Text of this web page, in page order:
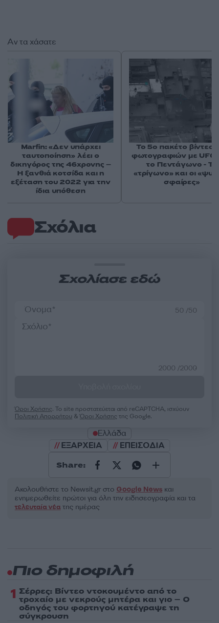
Σχόλια
Σχολίασε εδώ
50 /50
2000 /2000
Όροι Χρήσης. Το site προστατεύεται από reCAPTCHA, ισχύουν
Πολιτική Απορρήτου &Όροι Χρήσης της Google.
Ελλάδα
ΕΞΑΡΧΕΙΑ
ΕΠΕΙΣΟΔΙΑ
Share:
Ακολουθήστε το Νewsit.gr στο Google News και
ενημερωθείτε πρώτοι για όλη την ειδησεογραφία και τα
τελευταία νέα της ημέρας
Αν τα χάσατε
Marfin: «Δεν υπάρχει
ταυτοποίηση» λέει ο
δικηγόρος της 46χρονης –
Η ξανθιά κοτσίδα και η
εξέταση του 2022 για την
ίδια υπόθεση
Το 5ο πακέτο βίντεο
φωτογραφιών με UFO
το Πεντάγωνο - Το
«τρίγωνο» και οι
σφαίρες»
Πιο δημοφιλή
1 Σέρρες: Βίντεο ντοκουμέντο από το
τροχαίο με νεκρούς μητέρα και γιο – Ο
οδηγός του φορτηγού κατέγραψε τη
σύγκρουση